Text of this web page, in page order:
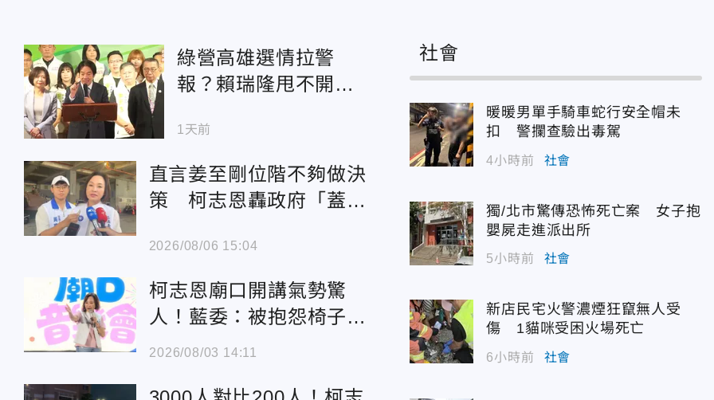
綠營高雄選情拉警
報？賴瑞隆甩不開柯
督軍
1天前
直言姜至剛位階不夠做決
策 柯志恩轟政府「蓋黑
2026/08/06 15:04
柯志恩廟口開講氣勢驚
人！藍委：被抱怨椅子不
夠坐
2026/08/03 14:11
社會
暖暖男單手騎車蛇行安全帽未
扣 警攔查驗出毒駕
4小時前 社會
獨/北市驚傳恐怖死亡案 女子抱
嬰屍走進派出所
5小時前 社會
新店民宅火警濃煙狂竄無人受
傷 1貓咪受困火場死亡
6小時前 社會